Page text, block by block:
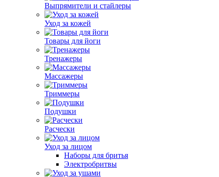
Выпрямители и стайлеры
Уход за кожей
Товары для йоги
Тренажеры
Массажеры
Триммеры
Подушки
Расчески
Уход за лицом
Наборы для бритья
Электробритвы